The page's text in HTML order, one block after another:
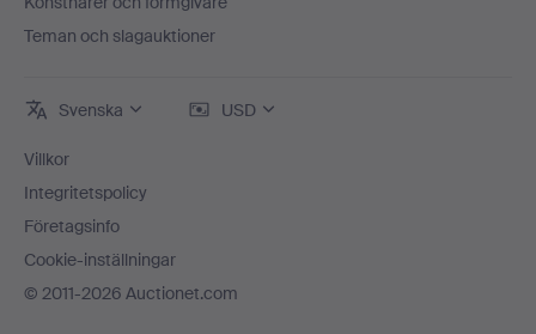
Teman och slagauktioner
Svenska USD
Villkor
Integritetspolicy
Företagsinfo
Cookie-inställningar
© 2011-2026 Auctionet.com